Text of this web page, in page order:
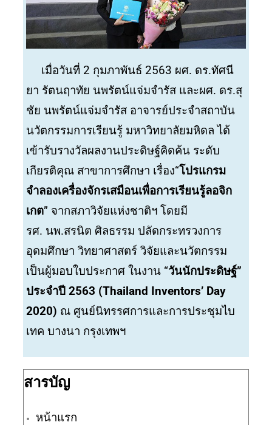
เมื่อวันที่ 2 กุมภาพันธ์ 2563 ผศ. ดร.ทัศนี
ยา รัตนฤาทัย นพรัตน์แจ่มจำรัส และผศ. ดร.สุ
ชัย นพรัตน์แจ่มจำรัส อาจารย์ประจำสถาบัน
นวัตกรรมการเรียนรู้ มหาวิทยาลัยมหิดล ได้
เข้ารับรางวัลผลงานประดิษฐ์คิดค้น ระดับ
เกียรติคุณ สาขาการศึกษา เรื่อง“โปรแกรม
จำลองเครื่องจักรเสมือนเพื่อการเรียนรู้ลอจิก
เกต” จากสภาวิจัยแห่งชาติฯ โดยมี
รศ. นพ.สรนิต ศิลธรรม ปลัดกระทรวงการ
อุดมศึกษา วิทยาศาสตร์ วิจัยและนวัตกรรม
เป็นผู้มอบใบประกาศ ในงาน “วันนักประดิษฐ์”
ประจำปี 2563 (Thailand Inventors’ Day
2020) ณ ศูนย์นิทรรศการและการประชุมไบ
เทค บางนา กรุงเทพฯ
สารบัญ
หน้าแรก